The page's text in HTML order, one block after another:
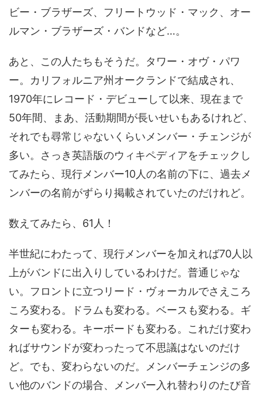
ビー・ブラザーズ、フリートウッド・マック、オー
ルマン・ブラザーズ・バンドなど…。
あと、この人たちもそうだ。タワー・オヴ・パワ
ー。カリフォルニア州オークランドで結成され、
1970年にレコード・デビューして以来、現在まで
50年間、まあ、活動期間が長いせいもあるけれど、
それでも尋常じゃないくらいメンバー・チェンジが
多い。さっき英語版のウィキペディアをチェックし
てみたら、現行メンバー10人の名前の下に、過去メ
ンバーの名前がずらり掲載されていたのだけれど。
数えてみたら、61人！
半世紀にわたって、現行メンバーを加えれば70人以
上がバンドに出入りしているわけだ。普通じゃな
い。フロントに立つリード・ヴォーカルでさえころ
ころ変わる。ドラムも変わる。ベースも変わる。ギ
ターも変わる。キーボードも変わる。これだけ変わ
ればサウンドが変わったって不思議はないのだけ
ど。でも、変わらないのだ。メンバーチェンジの多
い他のバンドの場合、メンバー入れ替わりのたび音